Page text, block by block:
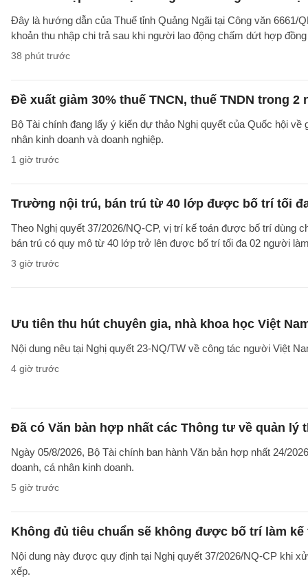
Đây là hướng dẫn của Thuế tỉnh Quảng Ngãi tại Công văn
khoản thu nhập chi trả sau khi người lao động chấm dứt hợp
38 phút trước
Đề xuất giảm 30% thuế TNCN, thuế TNDN trong 2
Bộ Tài chính đang lấy ý kiến dự thảo Nghị quyết của Quốc hội
nhân kinh doanh và doanh nghiệp.
1 giờ trước
Trường nội trú, bán trú từ 40 lớp được bố trí tối
Theo Nghị quyết 37/2026/NQ-CP, vị trí kế toán được bố trí dùng
bán trú có quy mô từ 40 lớp trở lên được bố trí tối đa 02 người
3 giờ trước
Ưu tiên thu hút chuyên gia, nhà khoa học Việt
Nội dung nêu tại Nghị quyết 23-NQ/TW về công tác người Việt
4 giờ trước
Đã có Văn bản hợp nhất các Thông tư về quản lý
Ngày 05/8/2026, Bộ Tài chính ban hành Văn bản hợp nhất 24/
doanh, cá nhân kinh doanh.
5 giờ trước
Không đủ tiêu chuẩn sẽ không được bố trí làm
Nội dung này được quy định tại Nghị quyết 37/2026/NQ-CP khi
xếp.